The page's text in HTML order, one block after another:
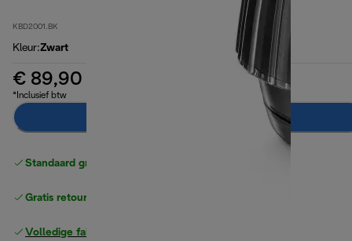
KBD2001.BK
Kleur:Zwart
€ 89,90
*Inclusief btw
Standaard gratis verzending
Gratis retourneren
Volledige fabrieksgarantie